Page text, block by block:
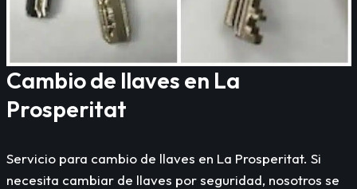
Cambio de llaves en La
Prosperitat
Servicio para cambio de llaves en La Prosperitat. Si
necesita cambiar de llaves por seguridad, nosotros se